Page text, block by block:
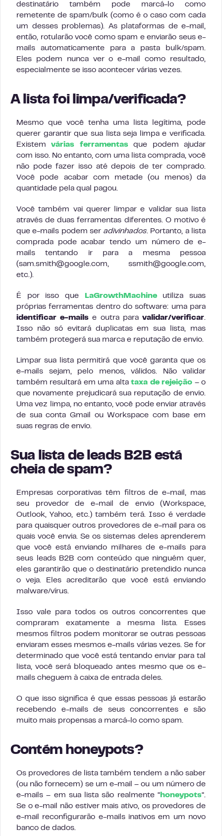
destinatário também pode marcá-lo como
remetente de spam/bulk (como é o caso com cada
um desses problemas). As plataformas de e-mail,
então, rotularão você como spam e enviarão seus e-
mails automaticamente para a pasta bulk/spam.
Eles podem nunca ver o e-mail como resultado,
especialmente se isso acontecer várias vezes.
A lista foi limpa/verificada?
Mesmo que você tenha uma lista legítima, pode
querer garantir que sua lista seja limpa e verificada.
Existemvárias ferramentasque podem ajudar
com isso. No entanto, com uma lista comprada, você
não pode fazer isso até depois de ter comprado.
Você pode acabar com metade (ou menos) da
quantidade pela qual pagou.
Você também vai querer limpar e validar sua lista
através de duas ferramentas diferentes. O motivo é
que e-mails podem ser adivinhados. Portanto, a lista
comprada pode acabar tendo um número de e-
mails tentando ir para a mesma pessoa
(sam.smith@google.com ssmith@google.com
etc.).
É por isso que LaGrowthMachineutiliza suas
próprias ferramentas dentro do software: uma para
identificar e-mails e outra paravalidar/verificar
Isso não só evitará duplicatas em sua lista, mas
também protegerá sua marca e reputação de envio.
Limpar sua lista permitirá que você garanta que os
e-mails sejam, pelo menos, válidos. Não validar
também resultará em uma altataxa de rejeição – o
que novamente prejudicará sua reputação de envio.
Uma vez limpa, no entanto, você pode enviar através
de sua conta Gmail ou Workspace com base em
suas regras de envio.
Sua lista de leads B2B está
cheia de spam?
Empresas corporativas têm filtros de e-mail, mas
seu provedor de e-mail de envio (Workspace,
Outlook, Yahoo, etc.) também terá. Isso é verdade
para quaisquer outros provedores de e-mail para os
quais você envia. Se os sistemas deles aprenderem
que você está enviando milhares de e-mails para
seus leads B2B com conteúdo que ninguém quer,
eles garantirão que o destinatário pretendido nunca
o veja. Eles acreditarão que você está enviando
malware/vírus.
Isso vale para todos os outros concorrentes que
compraram exatamente a mesma lista. Esses
mesmos filtros podem monitorar se outras pessoas
enviaram esses mesmos e-mails várias vezes. Se for
determinado que você está tentando enviar para tal
lista, você será bloqueado antes mesmo que os e-
mails cheguem à caixa de entrada deles.
O que isso significa é que essas pessoas já estarão
recebendo e-mails de seus concorrentes e são
muito mais propensas a marcá-lo como spam.
Contém honeypots?
Os provedores de lista também tendem a não saber
(ou não fornecem) se um e-mail – ou um número de
e-mails – em sua lista são realmente “ honeypots“.
Se o e-mail não estiver mais ativo, os provedores de
e-mail reconfigurarão e-mails inativos em um novo
banco de dados.